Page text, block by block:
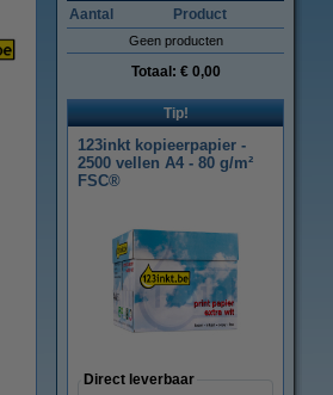
Aantal Product
Geen producten
Totaal: € 0,00
Tip!
123inkt kopieerpapier -
2500 vellen A4 - 80 g/m²
FSC®
Direct leverbaar